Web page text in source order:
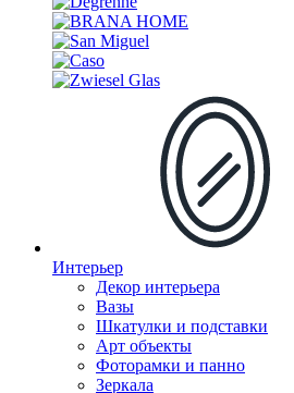
Интерьер
Декор интерьера
Вазы
Шкатулки и подставки
Арт объекты
Фоторамки и панно
Зеркала